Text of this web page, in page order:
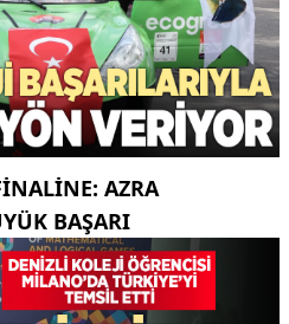
AZRA
BAŞARI